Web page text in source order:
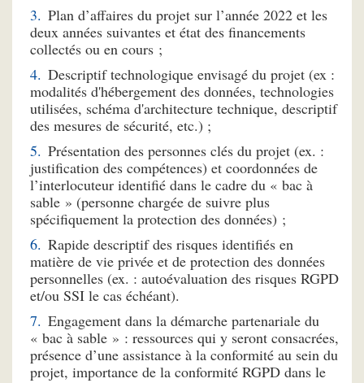
Plan d’affaires du projet sur l’année 2022 et les
deux années suivantes et état des financements
collectés ou en cours ;
Descriptif technologique envisagé du projet (ex :
modalités d'hébergement des données, technologies
utilisées, schéma d'architecture technique, descriptif
des mesures de sécurité, etc.) ;
Présentation des personnes clés du projet (ex. :
justification des compétences) et coordonnées de
l’interlocuteur identifié dans le cadre du « bac à
sable » (personne chargée de suivre plus
spécifiquement la protection des données) ;
Rapide descriptif des risques identifiés en
matière de vie privée et de protection des données
personnelles (ex. : autoévaluation des risques RGPD
et/ou SSI le cas échéant).
Engagement dans la démarche partenariale du
« bac à sable » : ressources qui y seront consacrées,
présence d’une assistance à la conformité au sein du
projet, importance de la conformité RGPD dans le